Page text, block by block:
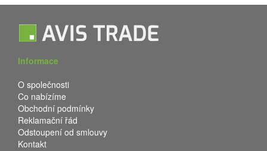
Informace
O společnosti
Co nabízíme
Obchodní podmínky
Reklamační řád
Odstoupení od smlouvy
Kontakt